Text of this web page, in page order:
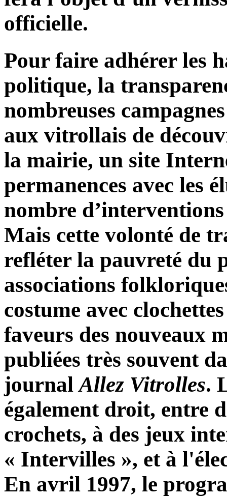
officielle.
Pour faire adhérer les
politique, la
nombreuses
aux vitrollais de
la mairie, un site
permanences avec les
nombre
Mais cette volonté de
refléter la pauvreté du
associations
costume avec
faveurs des nouveaux
publiées très souvent
journalAllez Vitrolles.
également droit, entre
crochets, à des jeux
« Intervilles », et à
En avril 1997, le